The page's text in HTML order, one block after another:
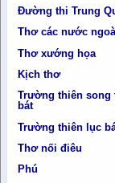
Đường thi Trung
Thơ các nước
Thơ xướng họa
Kịch thơ
Trường thiên song
bát
Trường thiên lục
Thơ nối điêu
Phú